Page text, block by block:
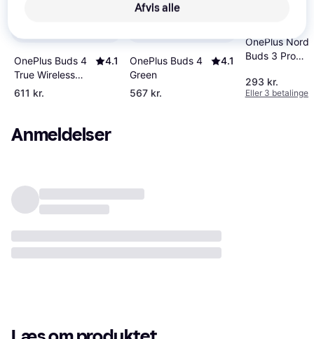
OnePlus Buds 4
True Wireless
Earphones
4.1
611 kr.
OnePlus Buds 4
Green
4.1
567 kr.
OnePlus Nord
Buds 3 Pro
293 kr.
Eller 3 betalinger
Anmeldelser
Afvis alle